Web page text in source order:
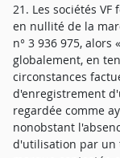
21. Les sociétés
en nullité de la
n° 3 936 975,
globalement, en
circonstances
d'enregistrement
regardée comme
nonobstant
d'utilisation par un